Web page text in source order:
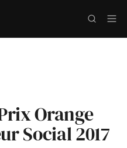
Orange
Social 2017